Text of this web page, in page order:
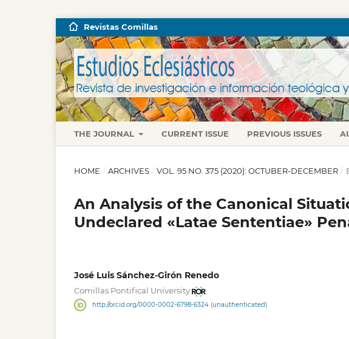
THE JOURNAL CURRENT ISSUE PREVIOUS ISSUES
Revistas Comillas
HOME / ARCHIVES / VOL. 95 NO. 375 (2020): OCTUBER-DECEMBER /
An Analysis of the Canonical
Undeclared «Latae Sententiae»
José Luis Sánchez-Girón Renedo
Comillas Pontifical University
http://orcid.org/0000-0002-6798-6324 (unauthenticated)